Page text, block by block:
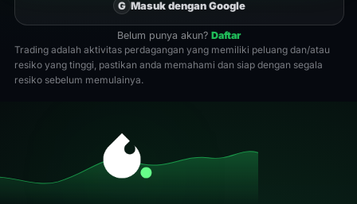
G Masuk dengan Google
Belum punya akun? Daftar
Trading adalah aktivitas perdagangan yang memiliki peluang dan/atau
resiko yang tinggi, pastikan anda memahami dan siap dengan segala
resiko sebelum memulainya.